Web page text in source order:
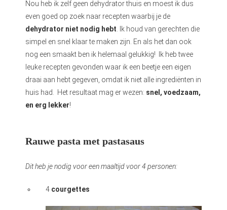
Nou heb ik zelf geen dehydrator thuis en moest ik dus
even goed op zoek naar recepten waarbij je de
dehydrator niet nodig hebt. Ik houd van gerechten die
simpel en snel klaar te maken zijn. En als het dan ook
nog een smaakt ben ik helemaal gelukkig! Ik heb twee
leuke recepten gevonden waar ik een beetje een eigen
draai aan hebt gegeven, omdat ik niet alle ingrediënten in
huis had. Het resultaat mag er wezen: snel, voedzaam,
en erg lekker!
Rauwe pasta met pastasaus
Dit heb je nodig voor een maaltijd voor 4 personen:
4 courgettes